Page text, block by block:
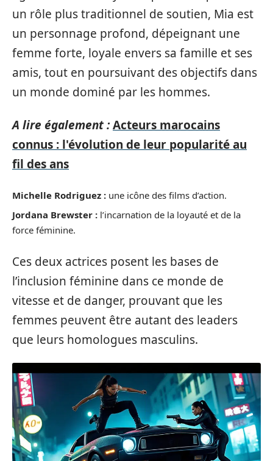
un rôle plus traditionnel de soutien, Mia est
un personnage profond, dépeignant une
femme forte, loyale envers sa famille et ses
amis, tout en poursuivant des objectifs dans
un monde dominé par les hommes.
A lire également :Acteurs marocains
connus : l'évolution de leur popularité au
fil des ans
Michelle Rodriguez : une icône des films d’action.
Jordana Brewster : l’incarnation de la loyauté et de la
force féminine.
Ces deux actrices posent les bases de
l’inclusion féminine dans ce monde de
vitesse et de danger, prouvant que les
femmes peuvent être autant des leaders
que leurs homologues masculins.